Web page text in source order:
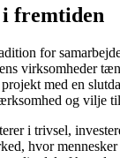
fremtiden
for
virksomheder
med en
og vilje
i trivsel,
hvor